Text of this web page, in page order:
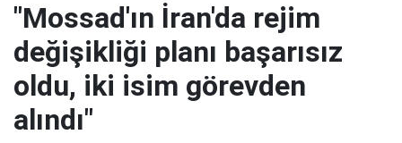
"Mossad'ın İran'da rejim
değişikliği planı başarısız
oldu, iki isim görevden
alındı"